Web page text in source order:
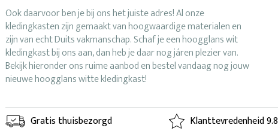
Ook daarvoor ben je bij ons het juiste adres! Al onze
kledingkasten zijn gemaakt van hoogwaardige materialen en
zijn van echt Duits vakmanschap. Schaf je een hoogglans wit
kledingkast bij ons aan, dan heb je daar nog járen plezier van.
Bekijk hieronder ons ruime aanbod en bestel vandaag nog jouw
nieuwe hoogglans witte kledingkast!
Gratis thuisbezorgd Klanttevredenheid 9.8